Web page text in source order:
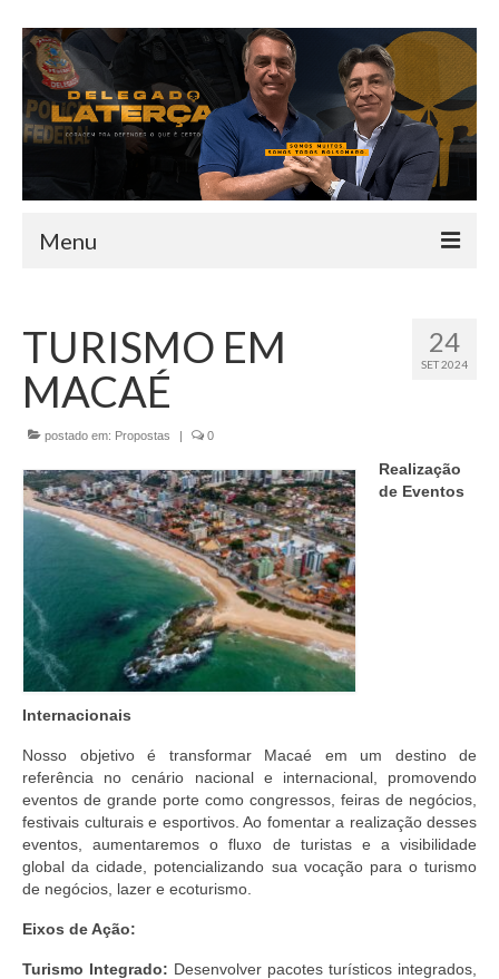
Menu
QUEM SOU
INFORMATIVO
TEAM
MANDATO
EMENDAS
PROPOSTAS LEGISLATIVAS
TRANSPARÊNCIA
AGENDA
CONTATO
24
SET 2024
TURISMO EM
MACAÉ
postado em: Propostas | 0
Realização
de Eventos
Internacionais
Nosso objetivo é transformar Macaé em um destino de
referência no cenário nacional e internacional, promovendo
eventos de grande porte como congressos, feiras de negócios,
festivais culturais e esportivos. Ao fomentar a realização desses
eventos, aumentaremos o fluxo de turistas e a visibilidade
global da cidade, potencializando sua vocação para o turismo
de negócios, lazer e ecoturismo.
Eixos de Ação:
Turismo Integrado: Desenvolver pacotes turísticos integrados,